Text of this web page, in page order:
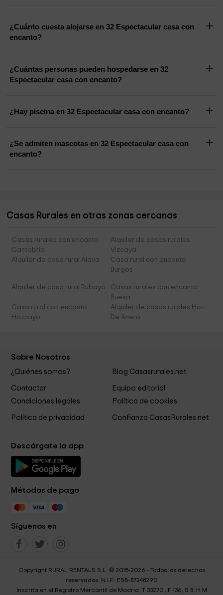
¿Cuánto cuesta alojarse en 32 Espectacular casa con
encanto?
¿Cuántas personas pueden hospedarse en 32
Espectacular casa con encanto?
¿Hay piscina en 32 Espectacular casa con encanto?
¿Se admiten mascotas en 32 Espectacular casa con
encanto?
Casas Rurales en otras zonas cercanas
Casas rurales con encanto
Cantabria
Alquiler de casas rurales
Vizcaya
Alquiler de casa rural Álava
Casa rural con encanto
Burgos
Alquiler de casa rural Rubayo
Casas rurales con encanto
Suesa
Casa rural con encanto
Hoznayo
Alquiler de casas rurales Hoz
De Anero
Sobre Nosotros
¿Quiénes somos? Blog Casasrurales.net
Contactar
Equipo editorial
Condiciones legales
Política de cookies
Política de privacidad Confianza CasasRurales.net
Descárgate la app
Métodos de pago
Síguenos en
Copyright RURAL RENTALS S.L. © 2015-2026 - Todos los derechos
reservados. N.I.F.: ESB-87248290
Inscrita en el Registro Mercantil de Madrid, T 33270 , F 136, S 8, H M